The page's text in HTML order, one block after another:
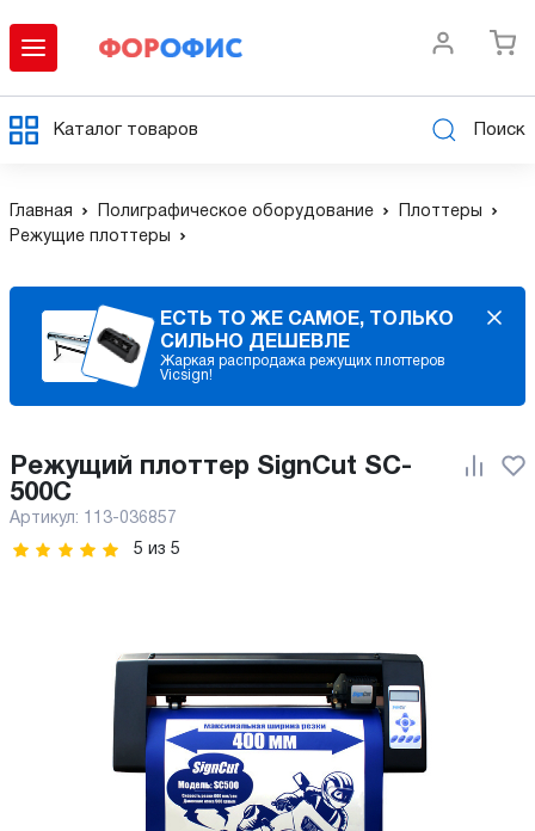
Каталог товаров Поиск
Главная Полиграфическое оборудование
Плоттеры
Режущие плоттеры
ЕСТЬ ТО ЖЕ САМОЕ, ТОЛЬКО
СИЛЬНО ДЕШЕВЛЕ
Жаркая распродажа режущих плоттеров
Vicsign!
Режущий плоттер SignCut SC-
500C
Артикул: 113-036857
5 из 5